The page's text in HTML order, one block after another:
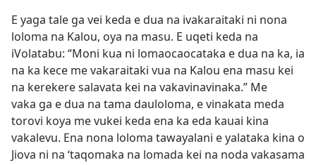
E yaga tale ga vei keda e dua na ivakaraitaki ni nona
loloma na Kalou, oya na masu. E uqeti keda na
iVolatabu: “Moni kua ni lomaocaocataka e dua na ka, ia
na ka kece me vakaraitaki vua na Kalou ena masu kei
na kerekere salavata kei na vakavinavinaka.” Me
vaka ga e dua na tama dauloloma, e vinakata meda
torovi koya me vukei keda ena ka eda kauai kina
vakalevu. Ena nona loloma tawayalani e yalataka kina o
Jiova ni na ‘taqomaka na lomada kei na noda vakasama